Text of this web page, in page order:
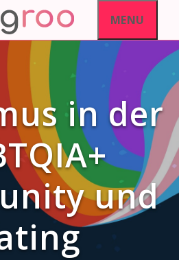
MENU
in der
und